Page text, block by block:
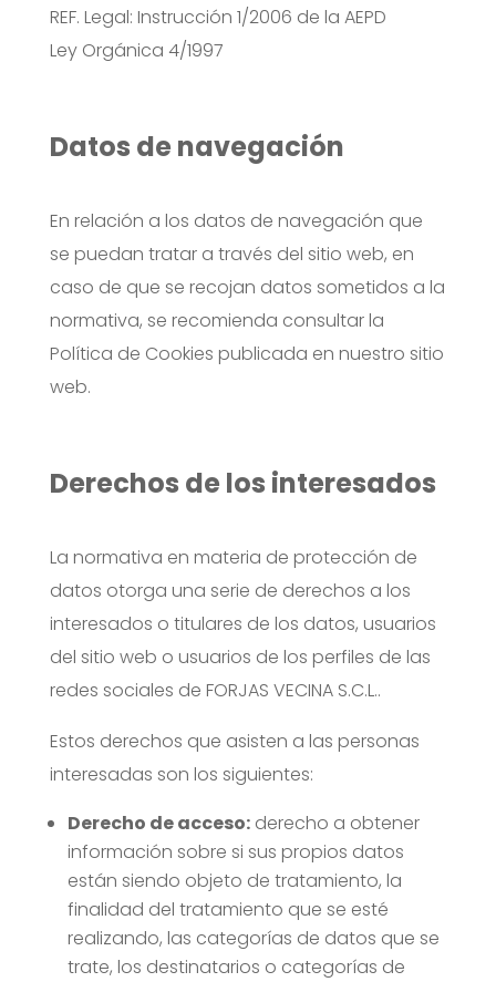
REF. Legal: Instrucción 1/2006 de la AEPD
Ley Orgánica 4/1997
Datos de navegación
En relación a los datos de navegación que
se puedan tratar a través del sitio web, en
caso de que se recojan datos sometidos a la
normativa, se recomienda consultar la
Política de Cookies publicada en nuestro sitio
web.
Derechos de los interesados
La normativa en materia de protección de
datos otorga una serie de derechos a los
interesados o titulares de los datos, usuarios
del sitio web o usuarios de los perfiles de las
redes sociales de FORJAS VECINA S.C.L..
Estos derechos que asisten a las personas
interesadas son los siguientes:
Derecho de acceso:derecho a obtener
información sobre si sus propios datos
están siendo objeto de tratamiento, la
finalidad del tratamiento que se esté
realizando, las categorías de datos que se
trate, los destinatarios o categorías de